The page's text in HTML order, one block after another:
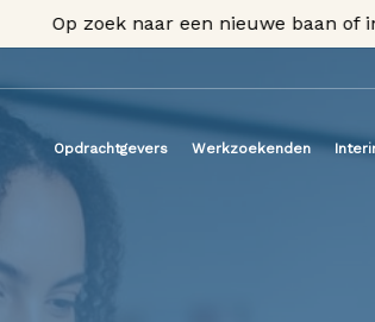
Op zoek naar een nieuwe baan of
Opdrachtgevers Werkzoekenden